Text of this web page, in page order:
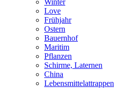
Love
Frühjahr
Ostern
Bauernhof
Maritim
Pflanzen
Schirme, Laternen
China
Lebensmittelattrappen